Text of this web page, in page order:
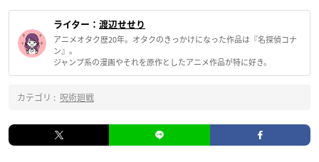
ライター： 渡辺せせり
アニメオタク歴20年。オタクのきっかけになった作品は『名探偵コナ
ン』。
ジャンプ系の漫画やそれを原作としたアニメ作品が特に好き。
カテゴリ : 呪術廻戦